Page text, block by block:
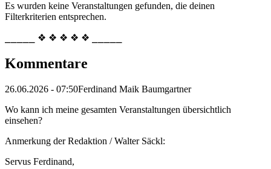
Es wurden keine Veranstaltungen gefunden, die deinen
Filterkriterien entsprechen.
⎯⎯⎯⎯⎯ ❖ ❖ ❖ ❖ ❖ ⎯⎯⎯⎯⎯
Kommentare
26.06.2026 - 07:50Ferdinand Maik Baumgartner
Wo kann ich meine gesamten Veranstaltungen übersichtlich
einsehen?
Anmerkung der Redaktion /Walter Säckl:
Servus Ferdinand,